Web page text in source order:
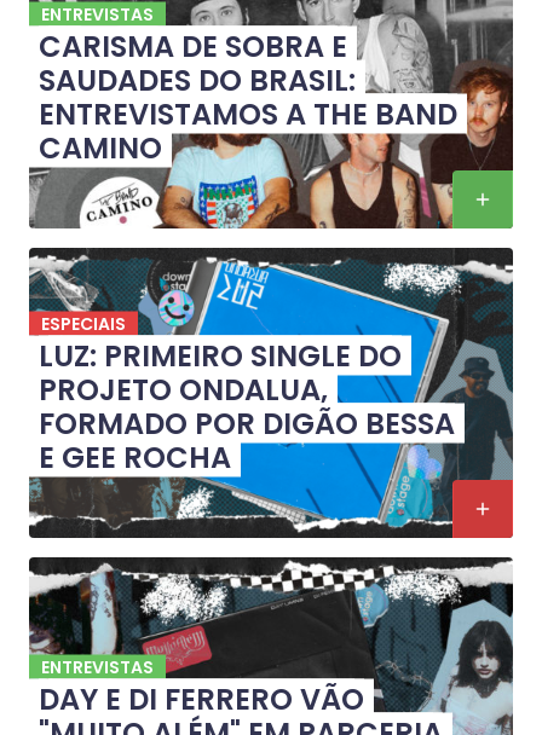
ENTREVISTAS
CARISMA DE SOBRA E
SAUDADES DO BRASIL:
ENTREVISTAMOS A THE BAND
CAMINO
ESPECIAIS
LUZ: PRIMEIRO SINGLE DO
PROJETO ONDALUA,
FORMADO POR DIGÃO BESSA
E GEE ROCHA
ENTREVISTAS
DAY E DI FERRERO VÃO